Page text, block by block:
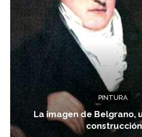
PINTURA
La imagen de Belgrano,
construcción